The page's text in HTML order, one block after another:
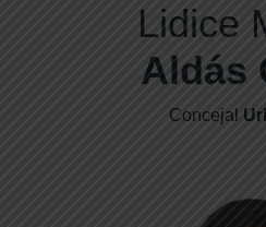
Lidice
Aldás
Concejal